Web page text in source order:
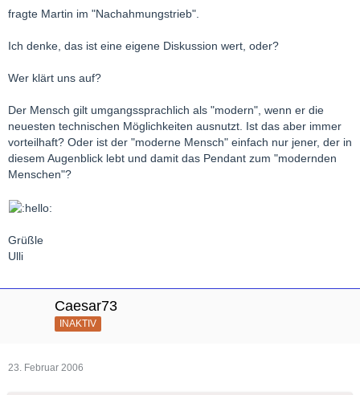
fragte Martin im "Nachahmungstrieb".
Ich denke, das ist eine eigene Diskussion wert, oder?
Wer klärt uns auf?
Der Mensch gilt umgangssprachlich als "modern", wenn er die
neuesten technischen Möglichkeiten ausnutzt. Ist das aber immer
vorteilhaft? Oder ist der "moderne Mensch" einfach nur jener, der in
diesem Augenblick lebt und damit das Pendant zum "modernden
Menschen"?
Grüßle
Ulli
Caesar73
INAKTIV
23. Februar 2006